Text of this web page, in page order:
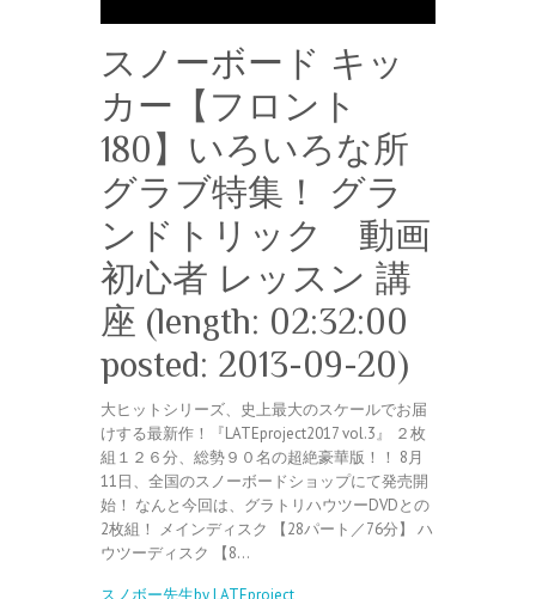
スノーボード キッ
カー【フロント
180】いろいろな所
グラブ特集！ グラ
ンドトリック 動画
初心者 レッスン 講
座 (length: 02:32:00
posted: 2013-09-20)
大ヒットシリーズ、史上最大のスケールでお届
けする最新作！『LATEproject2017 vol.3』 ２枚
組１２６分、総勢９０名の超絶豪華版！！ 8月
11日、全国のスノーボードショップにて発売開
始！ なんと今回は、グラトリハウツーDVDとの
2枚組！ メインディスク 【28パート／76分】 ハ
ウツーディスク 【8…
スノボー先生by LATEproject